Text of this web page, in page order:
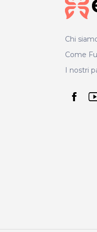
Chi
Come
I nostri